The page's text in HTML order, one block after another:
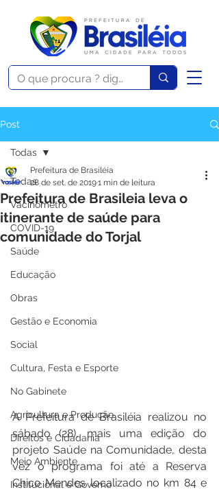
Post
Todas
Vacinômetro
COVID-19
Saúde
Educação
Obras
Gestão e Economia
Social
Cultura, Festa e Esporte
No Gabinete
Agricultura e Produção
Direitos e Cidadania
Meio Ambiente
Institucional e Governo
Todas
Prefeitura de Brasileia leva o
itinerante de saúde para
comunidade do Torjal
Prefeitura de Brasiléia
28 de set. de 20191 min de leitura
A Prefeitura de Brasiléia realizou no
sábado (28), mais uma edição do
projeto Saúde na Comunidade, desta
vez o programa foi até a Reserva
Chico Mendes localizado no km 84 e